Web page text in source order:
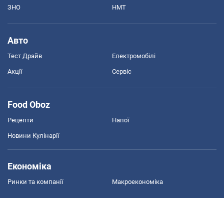
ЗНО НМТ
Авто
Тест Драйв Електромобілі
Акції Сервіс
Food Oboz
Рецепти Напої
Новини Кулінарії
Економіка
Ринки та компанії Макроекономіка